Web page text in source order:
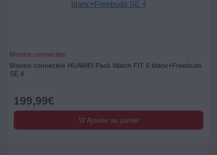
Montre connectée
Montre connectée HUAWEI Pack Watch FIT 5 blanc+Freebuds
SE 4
199,99€
Ajouter au panier